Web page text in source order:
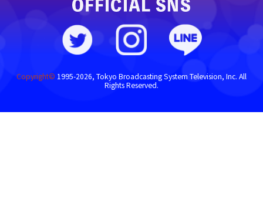
Copyright© 1995-2026, Tokyo Broadcasting System Television, Inc. All
Rights Reserved.